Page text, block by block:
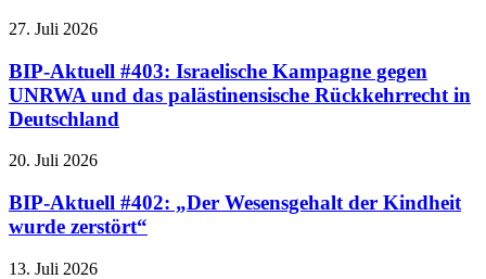
27. Juli 2026
BIP-Aktuell #403: Israelische Kampagne gegen
UNRWA und das palästinensische Rückkehrrecht in
Deutschland
20. Juli 2026
BIP-Aktuell #402: „Der Wesensgehalt der Kindheit
wurde zerstört“
13. Juli 2026